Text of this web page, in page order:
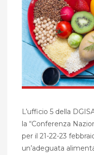
L’ufficio 5 della
la “Conferenza
per il 21-22-23
un’adeguata